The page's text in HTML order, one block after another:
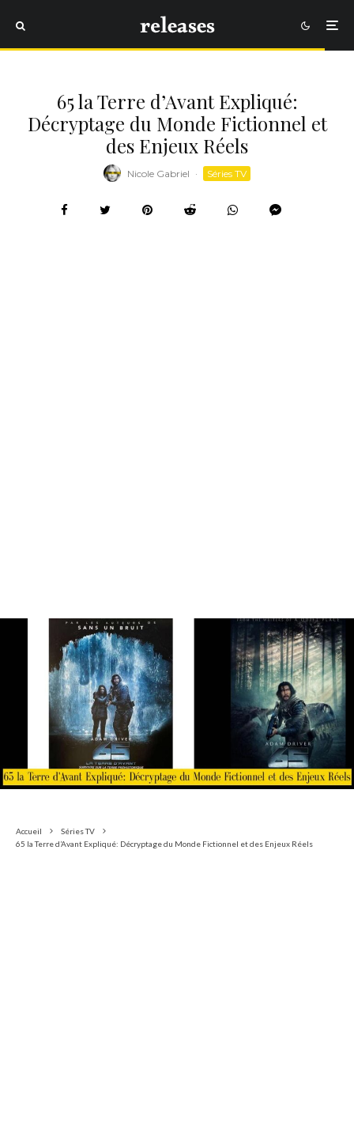
65 la Terre d’Avant Expliqué:
Décryptage du Monde Fictionnel et
des Enjeux Réels
Nicole Gabriel · Séries TV
Accueil
Séries TV
65 la Terre d’Avant Expliqué: Décryptage du Monde Fictionnel et des Enjeux Réels